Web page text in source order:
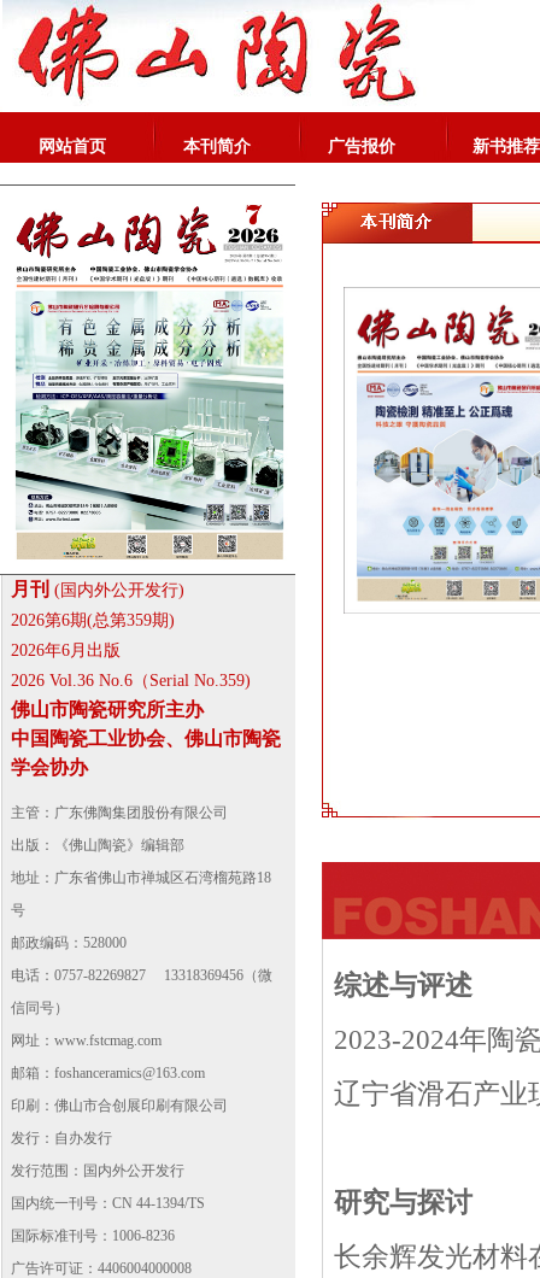
网站首页 本刊简介 广告报价 新书推荐
月刊 (国内外公开发行)
2026第6期(总第359期)
2026年6月出版
2026 Vol.36 No.6（Serial No.359)
佛山市陶瓷研究所主办
中国陶瓷工业协会、佛山市陶瓷
学会协办
主管：广东佛陶集团股份有限公司
出版：《佛山陶瓷》编辑部
地址：广东省佛山市禅城区石湾榴苑路18
号
邮政编码：528000
电话：0757-82269827 13318369456（微
信同号）
网址： www.fstcmag.com
邮箱：foshanceramics@163.com
印刷：佛山市合创展印刷有限公司
发行：自办发行
发行范围：国内外公开发行
国内统一刊号：CN 44-1394/TS
国际标准刊号：1006-8236
广告许可证：4406004000008
综述与评述
2023-2024年陶
辽宁省滑石产业
研究与探讨
长余辉发光材料